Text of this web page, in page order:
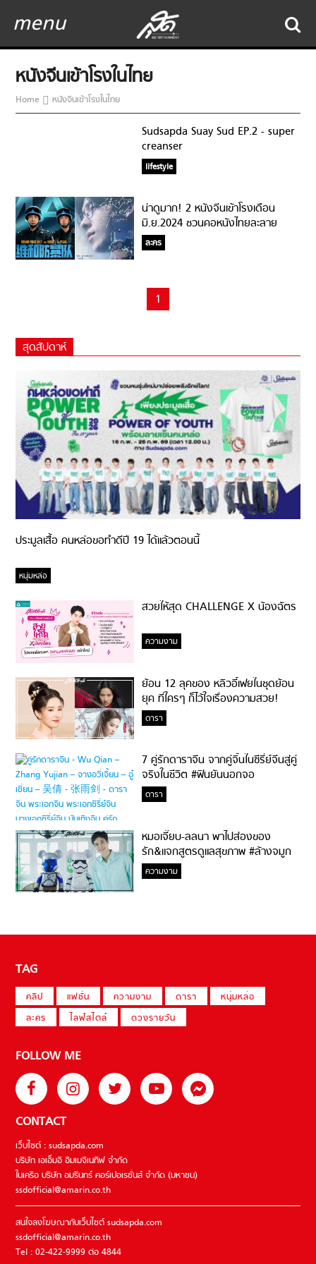
menu
หนังจีนเข้าโรงในไทย
Home หนังจีนเข้าโรงในไทย
Sudsapda Suay Sud EP.2 - super
creanser
lifestyle
น่าดูมาก! 2 หนังจีนเข้าโรงเดือน
มิ.ย.2024 ชวนคอหนังไทยละลาย
ทรัพย์!
ละคร
1
สุดสัปดาห์
ประมูลเสื้อ คนหล่อขอทำดีปี 19 ได้แล้วตอนนี้
หนุ่มหล่อ
สวยให้สุด CHALLENGE X น้องฉัตร
ความงาม
ย้อน 12 ลุคของ หลิวอี้เฟยในชุดย้อน
ยุค ที่ใครๆ ก็ไว้ใจเรื่องความสวย!
ดารา
7 คู่รักดาราจีน จากคู่จิ้นในซีรี่ย์จีนสู่คู่
จริงในชีวิต #ฟินยันนอกจอ
ดารา
หมอเจี๊ยบ-ลลนา พาไปส่องของ
รัก&แจกสูตรดูแลสุขภาพ #ล้างจมูก
ไม่ยากจะสอนให้
ความงาม
TAG
คลิป แฟชั่น ความงาม ดารา
หนุ่มหล่อ
ละคร
ไลฟ์สไตล์ ดวงรายวัน
FOLLOW ME
CONTACT
เว็บไซต์ : sudsapda.com
บริษัท เอเอ็มอี อิมเมจิเนทีฟ จำกัด
ในเครือ บริษัท อมรินทร์ คอร์เปอเรชั่นส์ จำกัด (มหาชน)
ssdofficial@amarin.co.th
สนใจลงโฆษณากับเว็บไซต์ sudsapda.com
ssdofficial@amarin.co.th
Tel : 02-422-9999 ต่อ 4844